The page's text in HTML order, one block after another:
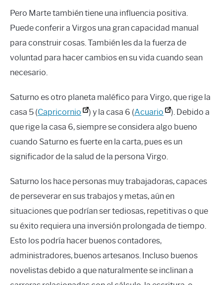
Pero Marte también tiene una influencia positiva.
Puede conferir a Virgos una gran capacidad manual
para construir cosas. También les da la fuerza de
voluntad para hacer cambios en su vida cuando sean
necesario.
Saturno es otro planeta maléfico para Virgo, que rige la
casa 5 (Capricornio ) y la casa 6 (Acuario
). Debido a
que rige la casa 6, siempre se considera algo bueno
cuando Saturno es fuerte en la carta, pues es un
significador de la salud de la persona Virgo.
Saturno los hace personas muy trabajadoras, capaces
de perseverar en sus trabajos y metas, aún en
situaciones que podrían ser tediosas, repetitivas o que
su éxito requiera una inversión prolongada de tiempo.
Esto los podría hacer buenos contadores,
administradores, buenos artesanos. Incluso buenos
novelistas debido a que naturalmente se inclinan a